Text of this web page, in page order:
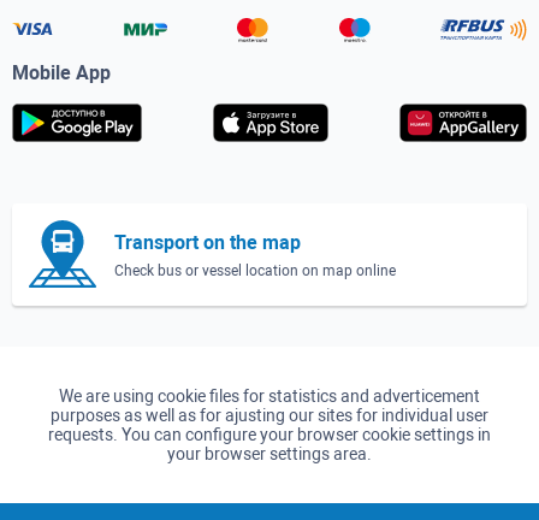
Mobile App
Transport on the map
Check bus or vessel location on map online
We are using cookie files for statistics and adverticement
purposes as well as for ajusting our sites for individual user
requests. You can configure your browser cookie settings in
your browser settings area.